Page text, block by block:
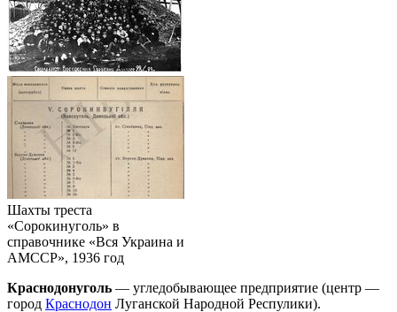
Шахты треста
«Сорокинуголь» в
справочнике «Вся Украина и
АМССР», 1936 год
Краснодонуголь — угледобывающее предприятие (центр —
город Краснодон Луганской Народной Респулики).